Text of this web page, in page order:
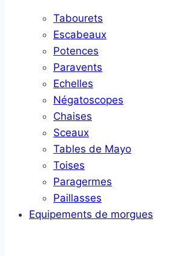
Tabourets
Escabeaux
Potences
Paravents
Echelles
Négatoscopes
Chaises
Sceaux
Tables de Mayo
Toises
Paragermes
Paillasses
Equipements de morgues